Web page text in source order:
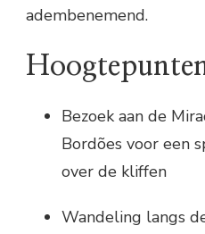
adembenemend.
Bezoek aan de
Bordões voor een
over de kliffen
Wandeling langs